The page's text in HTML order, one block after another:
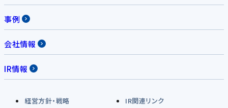
事例
会社情報
IR情報
経営方針・戦略
IR関連リンク